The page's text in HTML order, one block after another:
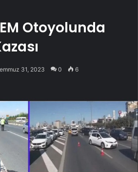
Otoyolunda
31, 2023 0 6